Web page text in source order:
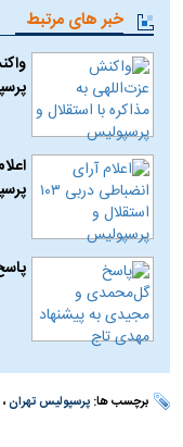
خبر های مرتبط
برچسب ها:پرسپولیس تهران،